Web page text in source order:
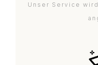
Unser Service